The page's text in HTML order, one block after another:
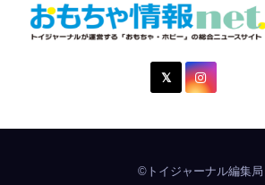
おもちゃ情報net.
トイジャーナルが運営する「おもちゃ
©トイジャーナル編集局